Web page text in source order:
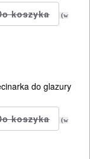
(w
do glazury
(w